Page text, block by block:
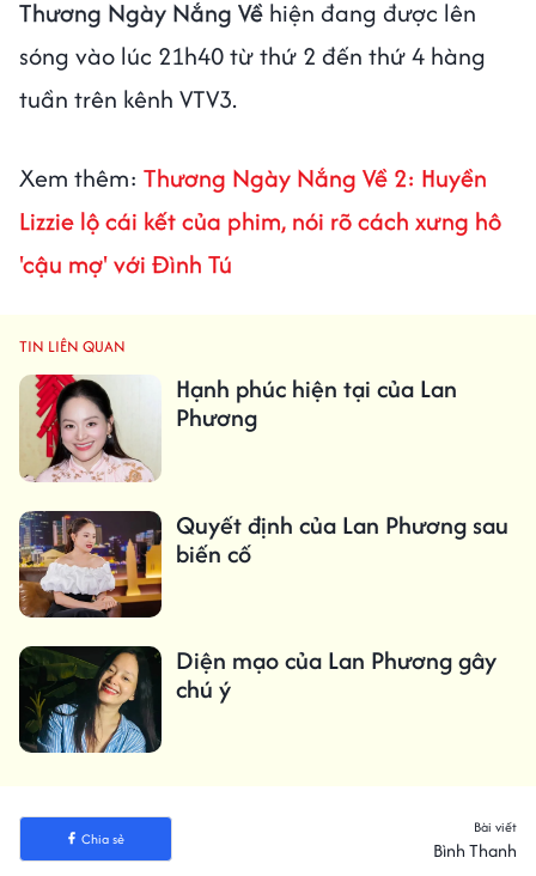
Thương Ngày Nắng Về hiện đang được lên
sóng vào lúc 21h40 từ thứ 2 đến thứ 4 hàng
tuần trên kênh VTV3.
Xem thêm: Thương Ngày Nắng Về 2: Huyền
Lizzie lộ cái kết của phim, nói rõ cách xưng hô
'cậu mợ' với Đình Tú
TIN LIÊN QUAN
Hạnh phúc hiện tại của Lan
Phương
Quyết định của Lan Phương sau
biến cố
Diện mạo của Lan Phương gây
chú ý
Chia sẻ
Bài viết
Bình Thanh